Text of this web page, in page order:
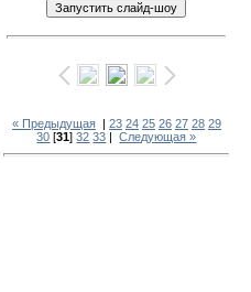
« Предыдущая| 23 24 25 26 27 28 29
30 [31]32 33 |Следующая »